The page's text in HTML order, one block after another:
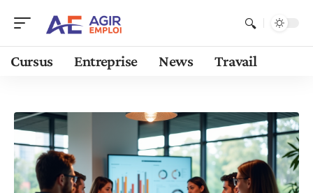
Cursus Entreprise News Travail